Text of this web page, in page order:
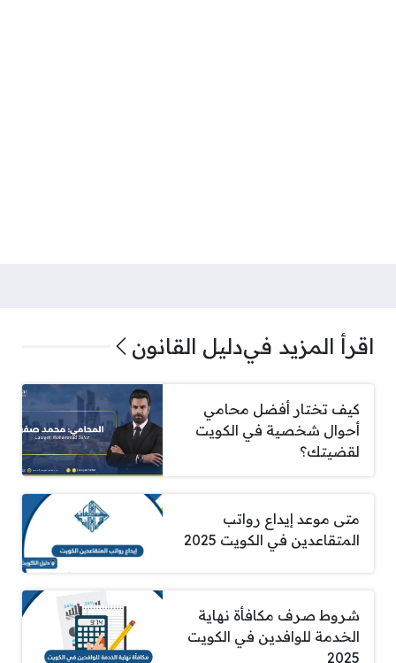
اقرأ المزيد فيدليل القانون
كيف تختار أفضل محامي
أحوال شخصية في الكويت
لقضيتك؟
متى موعد إيداع رواتب
المتقاعدين في الكويت 2025
شروط صرف مكافأة نهاية
الخدمة للوافدين في الكويت
2025